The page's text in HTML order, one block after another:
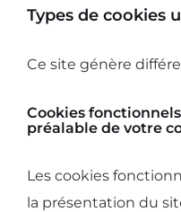
Types de cookies
Ce site génère
Cookies
préalable de votre
Les cookies
la présentation du